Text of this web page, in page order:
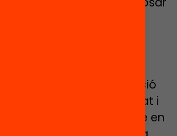
d’antecedents
sexuals.
de l’equip d’una institució
en la recerca, el debat i
educativa, implicant-se en